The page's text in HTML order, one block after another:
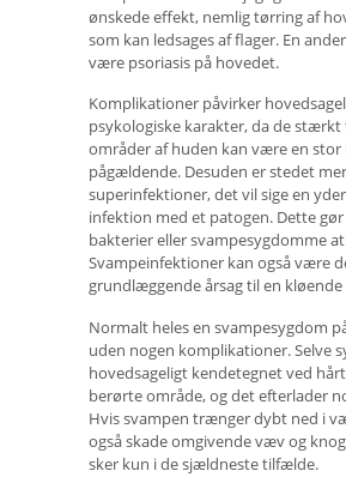
ønskede effekt, nemlig tørring af
som kan ledsages af flager. En
være psoriasis på hovedet.
Komplikationer påvirker
psykologiske karakter, da de stærkt
områder af huden kan være en stor
pågældende. Desuden er stedet
superinfektioner, det vil sige en
infektion med et patogen. Dette
bakterier eller svampesygdomme
Svampeinfektioner kan også være
grundlæggende årsag til en
Normalt heles en svampesygdom
uden nogen komplikationer. Selve
hovedsageligt kendetegnet ved
berørte område, og det efterlader
Hvis svampen trænger dybt ned i
også skade omgivende væv og
sker kun i de sjældneste tilfælde.